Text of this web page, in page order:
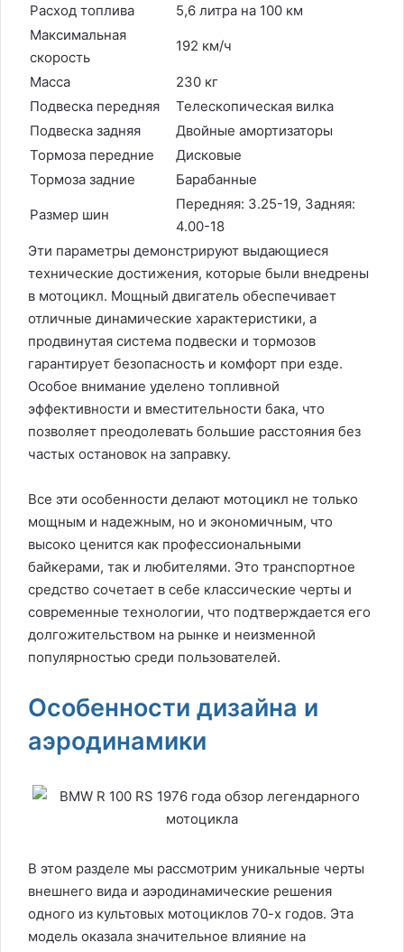
Расход топлива
5,6 литра на 100 км
Максимальная
скорость
192 км/ч
Масса
230 кг
Подвеска передняя
Телескопическая вилка
Подвеска задняя
Двойные амортизаторы
Тормоза передние
Дисковые
Тормоза задние
Барабанные
Размер шин
Передняя: 3.25-19, Задняя:
4.00-18
Эти параметры демонстрируют выдающиеся
технические достижения, которые были внедрены
в мотоцикл. Мощный двигатель обеспечивает
отличные динамические характеристики, а
продвинутая система подвески и тормозов
гарантирует безопасность и комфорт при езде.
Особое внимание уделено топливной
эффективности и вместительности бака, что
позволяет преодолевать большие расстояния без
частых остановок на заправку.
Все эти особенности делают мотоцикл не только
мощным и надежным, но и экономичным, что
высоко ценится как профессиональными
байкерами, так и любителями. Это транспортное
средство сочетает в себе классические черты и
современные технологии, что подтверждается его
долгожительством на рынке и неизменной
популярностью среди пользователей.
Особенности дизайна и
аэродинамики
В этом разделе мы рассмотрим уникальные черты
внешнего вида и аэродинамические решения
одного из культовых мотоциклов 70-х годов. Эта
модель оказала значительное влияние на